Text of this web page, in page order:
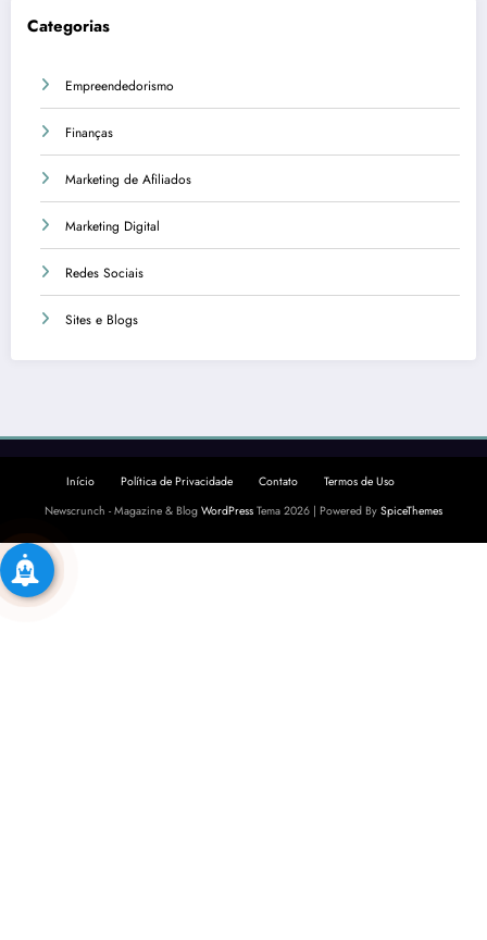
Categorias
Empreendedorismo
Finanças
Marketing de Afiliados
Marketing Digital
Redes Sociais
Sites e Blogs
Início Política de Privacidade Contato
Termos de Uso
Newscrunch - Magazine & Blog WordPress Tema 2026 | Powered By SpiceThemes